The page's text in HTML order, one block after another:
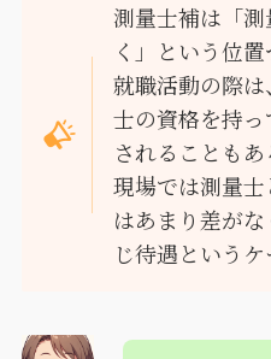
測量士補は「
く」という位置
就職活動の際
士の資格を持
されることもあ
現場では測量
はあまり差が
じ待遇というケ